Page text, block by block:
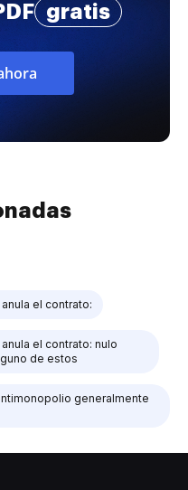
gratis
el contrato:
el contrato: nulo
de estos
generalmente